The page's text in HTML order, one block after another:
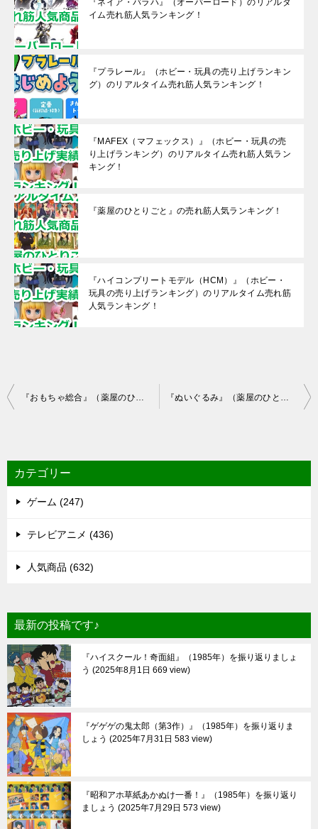
イム売れ筋人気ランキング！
『プラレール』（ホビー・玩具の売り上げランキン
グ）のリアルタイム売れ筋人気ランキング！
『MAFEX（マフェックス）』（ホビー・玩具の売
り上げランキング）のリアルタイム売れ筋人気ラン
キング！
『薬屋のひとりごと』の売れ筋人気ランキング！
『ハイコンプリートモデル（HCM）』（ホビー・
玩具の売り上げランキング）のリアルタイム売れ筋
人気ランキング！
投
ビ
ゲ
ー
シ
カテゴリー
ゲーム (247)
テレビアニメ (436)
人気商品 (632)
最新の投稿です♪
『ハイスクール！奇面組』（1985年）を振り返りましょ
う
2025年8月1日 669 view
『ゲゲゲの鬼太郎（第3作）』（1985年）を振り返りま
しょう
2025年7月31日 583 view
『昭和アホ草紙あかぬけ一番！』（1985年）を振り返り
ましょう
2025年7月29日 573 view